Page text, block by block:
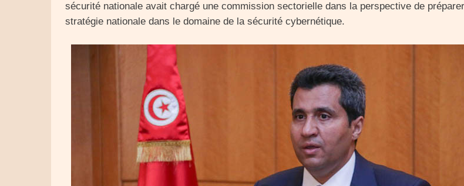
sécurité nationale avait chargé une commission sectorielle dans la perspective de
stratégie nationale dans le domaine de la sécurité cybernétique.